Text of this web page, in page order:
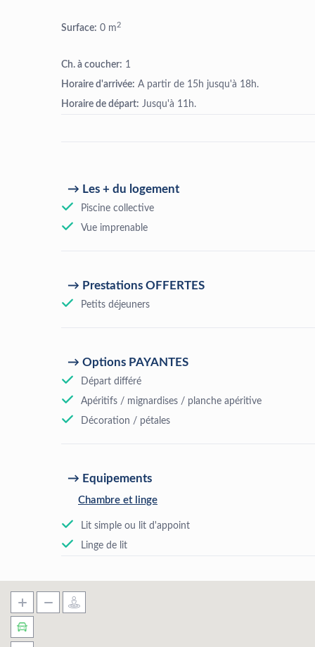
Surface: 0 m 2
Ch. à coucher: 1
Horaire d'arrivée: A partir de 15h jusqu'à 18h.
Horaire de départ: Jusqu'à 11h.
Les + du logement
Piscine collective
Vue imprenable
Prestations OFFERTES
Petits déjeuners
Options PAYANTES
Départ différé
Apéritifs / mignardises / planche apéritive
Décoration / pétales
Equipements
Chambre et linge
Lit simple ou lit d'appoint
Linge de lit